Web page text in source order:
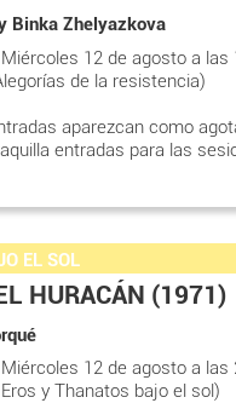
Binka Zhelyazkova
Miércoles 12 de agosto a las
de la resistencia)
aparezcan como
entradas para las
EL SOL
HURACÁN (1971)
Miércoles 12 de agosto a las
y Thanatos bajo el sol)